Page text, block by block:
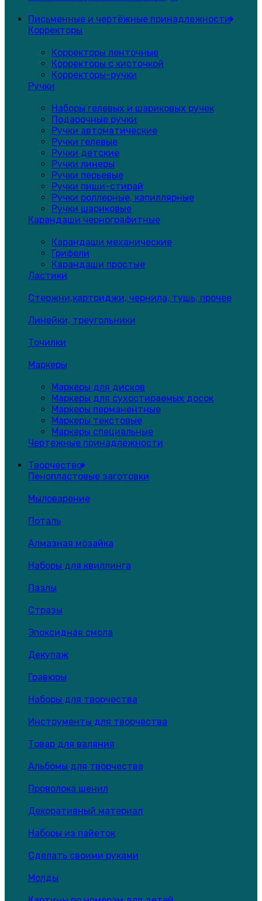
Письменные и чертёжные принадлежности
Корректоры
Корректоры ленточные
Корректоры с кисточкой
Корректоры-ручки
Ручки
Наборы гелевых и шариковых ручек
Подарочные ручки
Ручки автоматические
Ручки гелевые
Ручки детские
Ручки линеры
Ручки перьевые
Ручки пиши-стирай
Ручки роллерные, капиллярные
Ручки шариковые
Карандаши чернографитные
Карандаши механические
Грифели
Карандаши простые
Ластики
Стержни,картриджи, чернила, тушь, прочее
Линейки, треугольники
Точилки
Маркеры
Маркеры для дисков
Маркеры для сухостираемых досок
Маркеры перманентные
Маркеры текстовые
Маркеры специальные
Чертежные принадлежности
Творчество
Пенопластовые заготовки
Мыловарение
Поталь
Алмазная мозайка
Наборы для квиллинга
Пазлы
Стразы
Эпоксидная смола
Декупаж
Гравюры
Наборы для творчества
Инструменты для творчества
Товар для валяния
Альбомы для творчества
Проволока шенил
Декоративный материал
Наборы из пайеток
Сделать своими руками
Молды